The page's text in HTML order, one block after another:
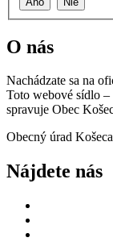
O nás
Nachádzate sa na
Toto webové sídlo
spravuje Obec
Obecný úrad
Nájdete nás